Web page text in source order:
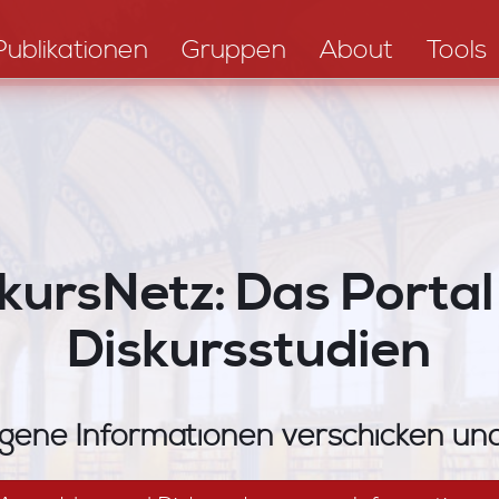
Gruppen About Tools
Das
Diskursstudien
Informationen verschicken